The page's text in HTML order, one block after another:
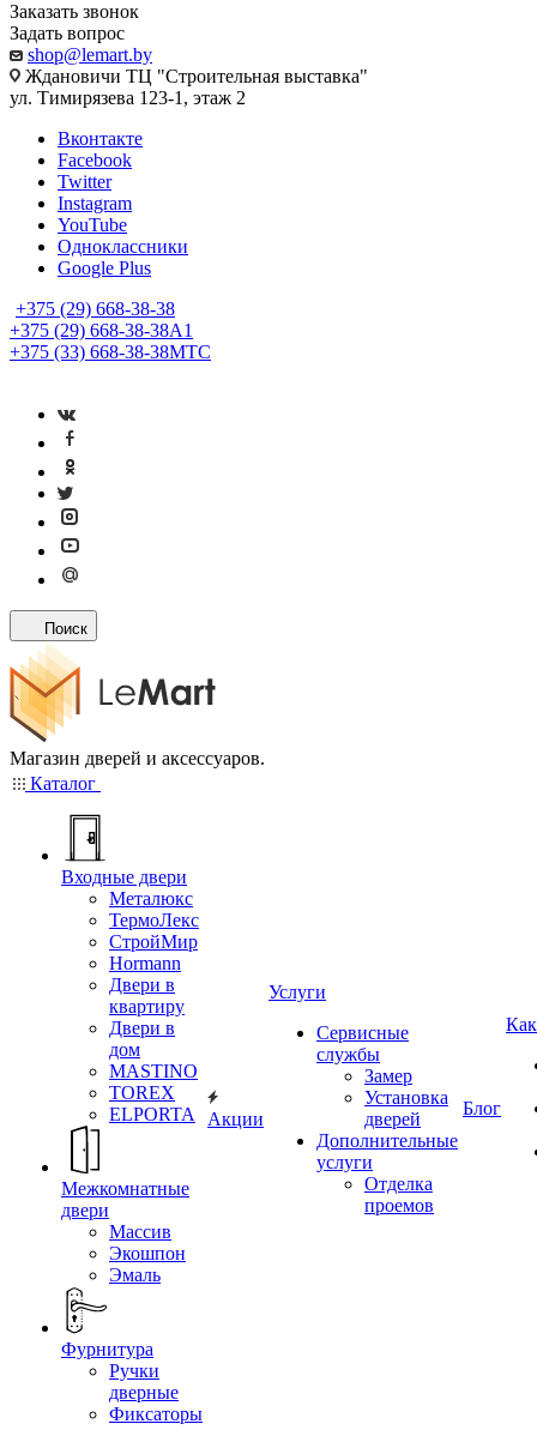
Заказать звонок
Задать вопрос
shop@lemart.by
Ждановичи ТЦ "Строительная выставка"
ул. Тимирязева 123-1, этаж 2
Вконтакте
Facebook
Twitter
Instagram
YouTube
Одноклассники
Google Plus
+375 (29) 668-38-38
+375 (29) 668-38-38A1
+375 (33) 668-38-38МТС
Поиск
Магазин дверей и аксессуаров.
Каталог
Входные двери
Металюкс
ТермоЛекс
СтройМир
Hormann
Двери в
квартиру
Двери в
дом
MASTINO
TOREX
ELPORTA
Межкомнатные
двери
Массив
Экошпон
Эмаль
Фурнитура
Ручки
дверные
Фиксаторы
Акции
Услуги
Сервисные
службы
Замер
Установка
дверей
Дополнительные
услуги
Отделка
проемов
Блог